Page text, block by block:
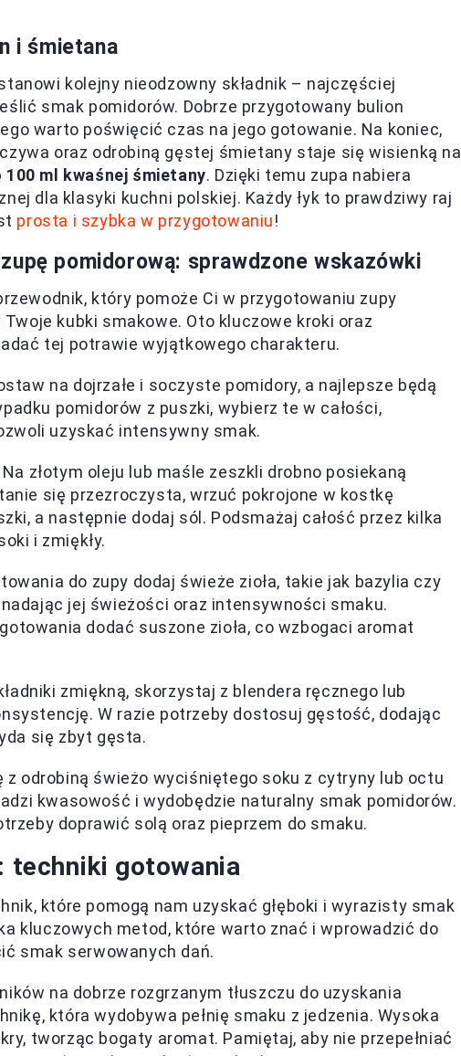
i śmietana
kolejny nieodzowny składnik – najczęściej
smak pomidorów. Dobrze przygotowany bulion
warto poświęcić czas na jego gotowanie. Na koniec,
oraz odrobiną gęstej śmietany staje się wisienką na
100 ml kwaśnej śmietany. Dzięki temu zupa nabiera
dla klasyki kuchni polskiej. Każdy łyk to prawdziwy raj
prosta i szybka w przygotowaniu!
pomidorową: sprawdzone wskazówki
który pomoże Ci w przygotowaniu zupy
kubki smakowe. Oto kluczowe kroki oraz
tej potrawie wyjątkowego charakteru.
na dojrzałe i soczyste pomidory, a najlepsze będą
pomidorów z puszki, wybierz te w całości,
uzyskać intensywny smak.
Na złotym oleju lub maśle zeszkli drobno posiekaną
się przezroczysta, wrzuć pokrojone w kostkę
a następnie dodaj sól. Podsmażaj całość przez kilka
i zmiękły.
do zupy dodaj świeże zioła, takie jak bazylia czy
jej świeżości oraz intensywności smaku.
dodać suszone zioła, co wzbogaci aromat
zmiękną, skorzystaj z blendera ręcznego lub
W razie potrzeby dostosuj gęstość, dodając
się zbyt gęsta.
z odrobiną świeżo wyciśniętego soku z cytryny lub octu
kwasowość i wydobędzie naturalny smak pomidorów.
doprawić solą oraz pieprzem do smaku.
techniki gotowania
które pomogą nam uzyskać głęboki i wyrazisty smak
kluczowych metod, które warto znać i wprowadzić do
smak serwowanych dań.
na dobrze rozgrzanym tłuszczu do uzyskania
która wydobywa pełnię smaku z jedzenia. Wysoka
tworząc bogaty aromat. Pamiętaj, aby nie przepełniać